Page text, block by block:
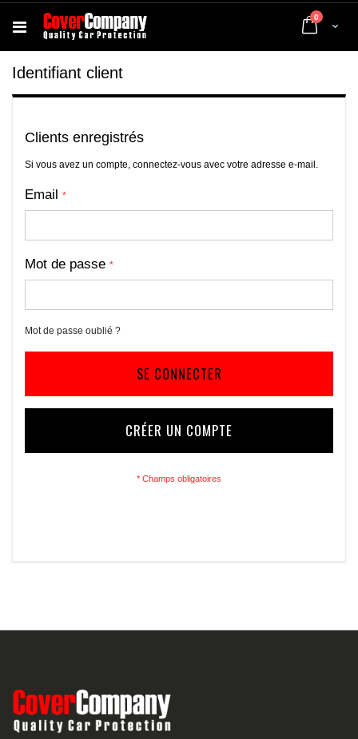
Cart
0 articles
Identifiant client
Clients enregistrés
Si vous avez un compte, connectez-vous avec votre adresse e-mail.
Email
Mot de passe
Mot de passe oublié ?
SE CONNECTER
CRÉER UN COMPTE